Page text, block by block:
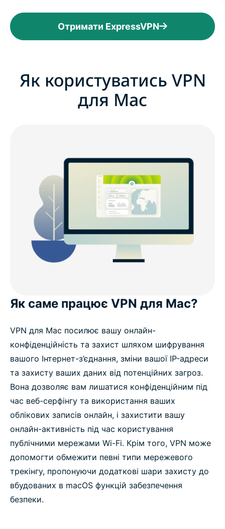
Отримати ExpressVPN
Як користуватись VPN
для Мас
Як саме працює VPN для Мас?
VPN для Мас посилює вашу онлайн-
конфіденційність та захист шляхом шифрування
вашого Інтернет-з’єднання, зміни вашої IP-адреси
та захисту ваших даних від потенційних загроз.
Вона дозволяє вам лишатися конфіденційним під
час веб-серфінгу та використання ваших
облікових записів онлайн, і захистити вашу
онлайн-активність під час користування
публічними мережами Wi-Fi. Крім того, VPN може
допомогти обмежити певні типи мережевого
трекінгу, пропонуючи додаткові шари захисту до
вбудованих в macOS функцій забезпечення
безпеки.